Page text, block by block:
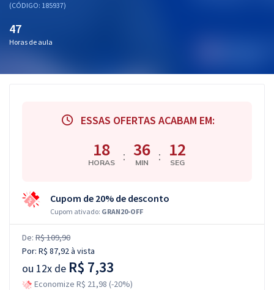
Atendimento
(CÓDIGO: 185937)
47
Horas de aula
ESSAS OFERTAS ACABAM EM:
18
HORAS : 36
MIN : 11
SEG
Cupom de 20% de desconto
Cupom ativado: GRAN20-OFF
De: R$ 109,90
Por: R$ 87,92à vista
ou 12x de R$ 7,33
Economize R$ 21,98 (-20%)